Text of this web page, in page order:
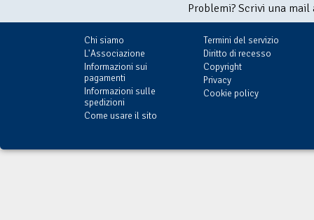
Problemi? Scrivi una
Chi siamo
L'Associazione
Informazioni sui
pagamenti
Informazioni sulle
spedizioni
Come usare il sito
Termini del servizio
Diritto di recesso
Copyright
Privacy
Cookie policy